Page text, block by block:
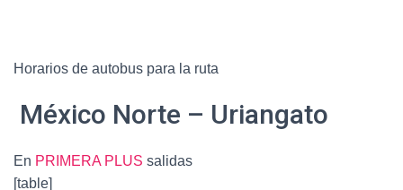
Horarios de autobus para la ruta
México Norte – Uriangato
En PRIMERA PLUS salidas
[table]